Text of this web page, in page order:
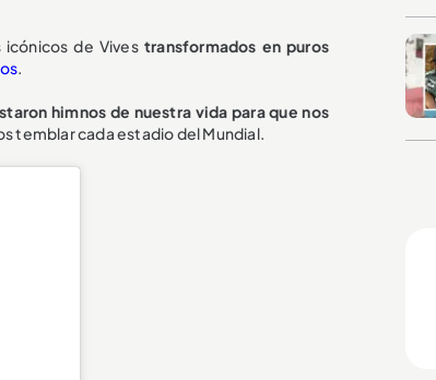
icónicos de Vives transformados en puros
.
himnos de nuestra vida para que nos
temblar cada estadio del Mundial.